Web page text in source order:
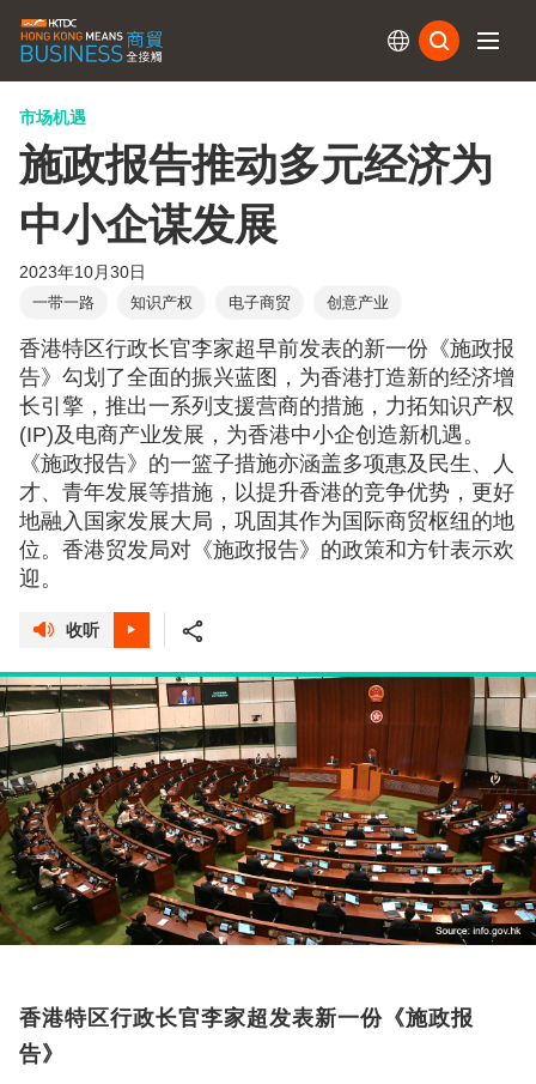
市场机遇
施政报告推动多元经济为
中小企谋发展
2023年10月30日
一带一路 知识产权 电子商贸 创意产业
香港特区行政长官李家超早前发表的新一份《施政报
告》勾划了全面的振兴蓝图，为香港打造新的经济增
长引擎，推出一系列支援营商的措施，力拓知识产权
(IP)及电商产业发展，为香港中小企创造新机遇。
《施政报告》的一篮子措施亦涵盖多项惠及民生、人
才、青年发展等措施，以提升香港的竞争优势，更好
地融入国家发展大局，巩固其作为国际商贸枢纽的地
位。香港贸发局对《施政报告》的政策和方针表示欢
迎。
收听
香港特区行政长官李家超发表新一份《施政报
告》